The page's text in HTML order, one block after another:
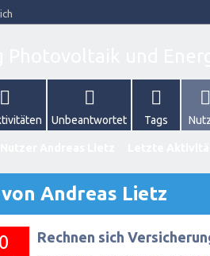
Unbeantwortet Tags
Andreas Lietz
0 Rechnen sich